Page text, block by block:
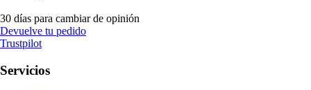
30 días para cambiar de opinión
Devuelve tu pedido
Trustpilot
Servicios